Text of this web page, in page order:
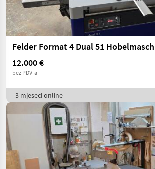
12.000 €
bez PDV-a
3 mjeseci online